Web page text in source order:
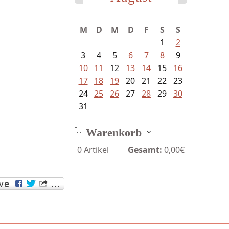
M D M D F S
S
1
2
3
4 5 6 7 8
9
10
11 12 13 14 15
16
17
18 19 20 21 22 23
24 25 26 27 28 29 30
31
Warenkorb
0Artikel Gesamt: 0,00€